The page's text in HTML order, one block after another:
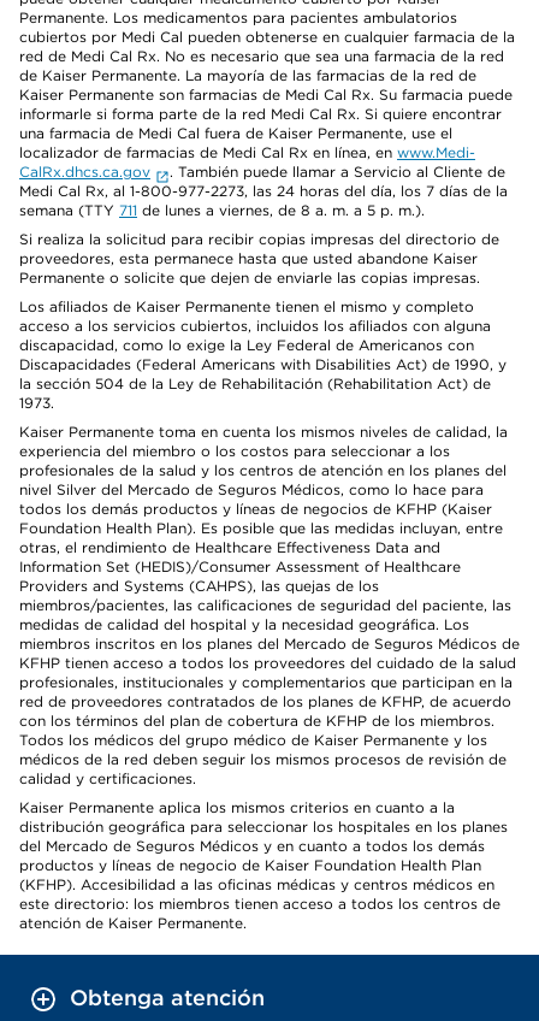
Permanente. Los medicamentos para pacientes ambulatorios
cubiertos por Medi Cal pueden obtenerse en cualquier farmacia de la
red de Medi Cal Rx. No es necesario que sea una farmacia de la red
de Kaiser Permanente. La mayoría de las farmacias de la red de
Kaiser Permanente son farmacias de Medi Cal Rx. Su farmacia puede
informarle si forma parte de la red Medi Cal Rx. Si quiere encontrar
una farmacia de Medi Cal fuera de Kaiser Permanente, use el
localizador de farmacias de Medi Cal Rx en línea, en www.Medi-
CalRx.dhcs.ca.gov
. También puede llamar a Servicio al Cliente de
Medi Cal Rx, al 1-800-977-2273, las 24 horas del día, los 7 días de la
semana (TTY 711 de lunes a viernes, de 8 a. m. a 5 p. m.).
Si realiza la solicitud para recibir copias impresas del directorio de
proveedores, esta permanece hasta que usted abandone Kaiser
Permanente o solicite que dejen de enviarle las copias impresas.
Los afiliados de Kaiser Permanente tienen el mismo y completo
acceso a los servicios cubiertos, incluidos los afiliados con alguna
discapacidad, como lo exige la Ley Federal de Americanos con
Discapacidades (Federal Americans with Disabilities Act) de 1990, y
la sección 504 de la Ley de Rehabilitación (Rehabilitation Act) de
1973.
Kaiser Permanente toma en cuenta los mismos niveles de calidad, la
experiencia del miembro o los costos para seleccionar a los
profesionales de la salud y los centros de atención en los planes del
nivel Silver del Mercado de Seguros Médicos, como lo hace para
todos los demás productos y líneas de negocios de KFHP (Kaiser
Foundation Health Plan). Es posible que las medidas incluyan, entre
otras, el rendimiento de Healthcare Effectiveness Data and
Information Set (HEDIS)/Consumer Assessment of Healthcare
Providers and Systems (CAHPS), las quejas de los
miembros/pacientes, las calificaciones de seguridad del paciente, las
medidas de calidad del hospital y la necesidad geográfica. Los
miembros inscritos en los planes del Mercado de Seguros Médicos de
KFHP tienen acceso a todos los proveedores del cuidado de la salud
profesionales, institucionales y complementarios que participan en la
red de proveedores contratados de los planes de KFHP, de acuerdo
con los términos del plan de cobertura de KFHP de los miembros.
Todos los médicos del grupo médico de Kaiser Permanente y los
médicos de la red deben seguir los mismos procesos de revisión de
calidad y certificaciones.
Kaiser Permanente aplica los mismos criterios en cuanto a la
distribución geográfica para seleccionar los hospitales en los planes
del Mercado de Seguros Médicos y en cuanto a todos los demás
productos y líneas de negocio de Kaiser Foundation Health Plan
(KFHP). Accesibilidad a las oficinas médicas y centros médicos en
este directorio: los miembros tienen acceso a todos los centros de
atención de Kaiser Permanente.
Obtenga atención